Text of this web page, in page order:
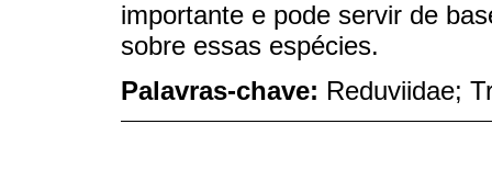
importante e pode servir de
sobre essas espécies.
Palavras-chave: Reduviidae;